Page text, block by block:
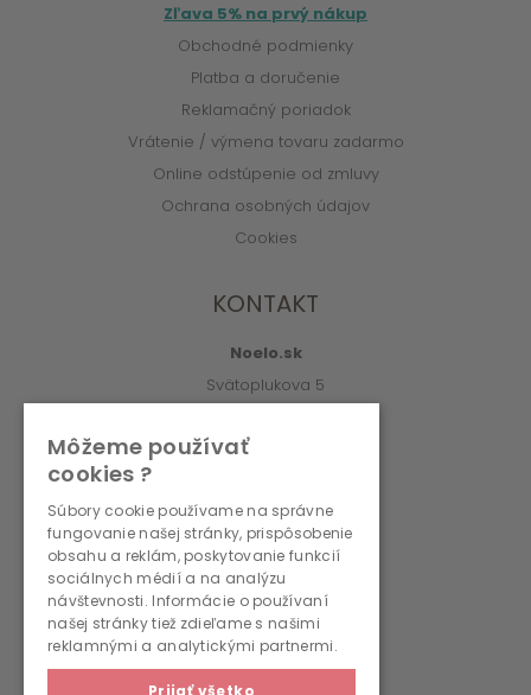
Zľava 5% na prvý nákup
Obchodné podmienky
Platba a doručenie
Reklamačný poriadok
Vrátenie / výmena tovaru zadarmo
Online odstúpenie od zmluvy
Ochrana osobných údajov
Cookies
KONTAKT
Noelo.sk
Svätoplukova 5
info@noelo.sk
PREVÁDZKOVATEĽ
WMS, s.r.o., r.s.p.
Svätoplukova 5
010 01 Žilina
Môžeme používať
cookies ?
Súbory cookie používame na správne
fungovanie našej stránky, prispôsobenie
obsahu a reklám, poskytovanie funkcií
sociálnych médií a na analýzu
návštevnosti. Informácie o používaní
našej stránky tiež zdieľame s našimi
reklamnými a analytickými partnermi.
Prijať všetko